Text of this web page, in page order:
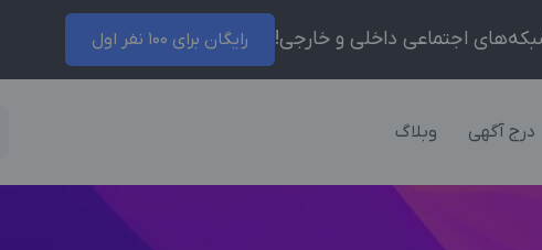
رایگان برای 100 نفر اول
درج آگهی وبلاگ